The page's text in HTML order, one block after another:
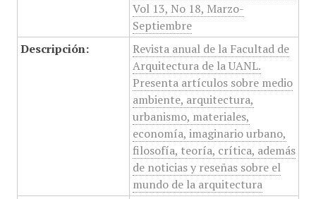
Vol 13, No 18, Marzo-
Septiembre
Descripción:
Revista anual de la Facultad de
Arquitectura de la UANL.
Presenta artículos sobre medio
ambiente, arquitectura,
urbanismo, materiales,
economía, imaginario urbano,
filosofía, teoría, crítica, además
de noticias y reseñas sobre el
mundo de la arquitectura